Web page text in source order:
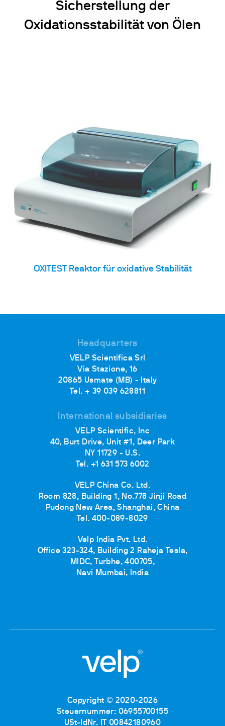
Sicherstellung der
Oxidationsstabilität von Ölen
OXITEST Reaktor für oxidative Stabilität
Headquarters
VELP Scientifica Srl
Via Stazione, 16
20865 Usmate (MB) - Italy
Tel. + 39 039 628811
International subsidiaries
VELP Scientific, Inc
40, Burt Drive, Unit #1, Deer Park
NY 11729 - U.S.
Tel. +1 631 573 6002
VELP China Co. Ltd.
Room 828, Building 1, No.778 Jinji Road
Pudong New Area, Shanghai, China
Tel. 400-089-8029
Velp India Pvt. Ltd.
Office 323-324, Building 2 Raheja Tesla,
MIDC, Turbhe, 400705,
Navi Mumbai, India
Copyright © 2020-2026
Steuernummer: 06955700155
USt-IdNr. IT 00842180960